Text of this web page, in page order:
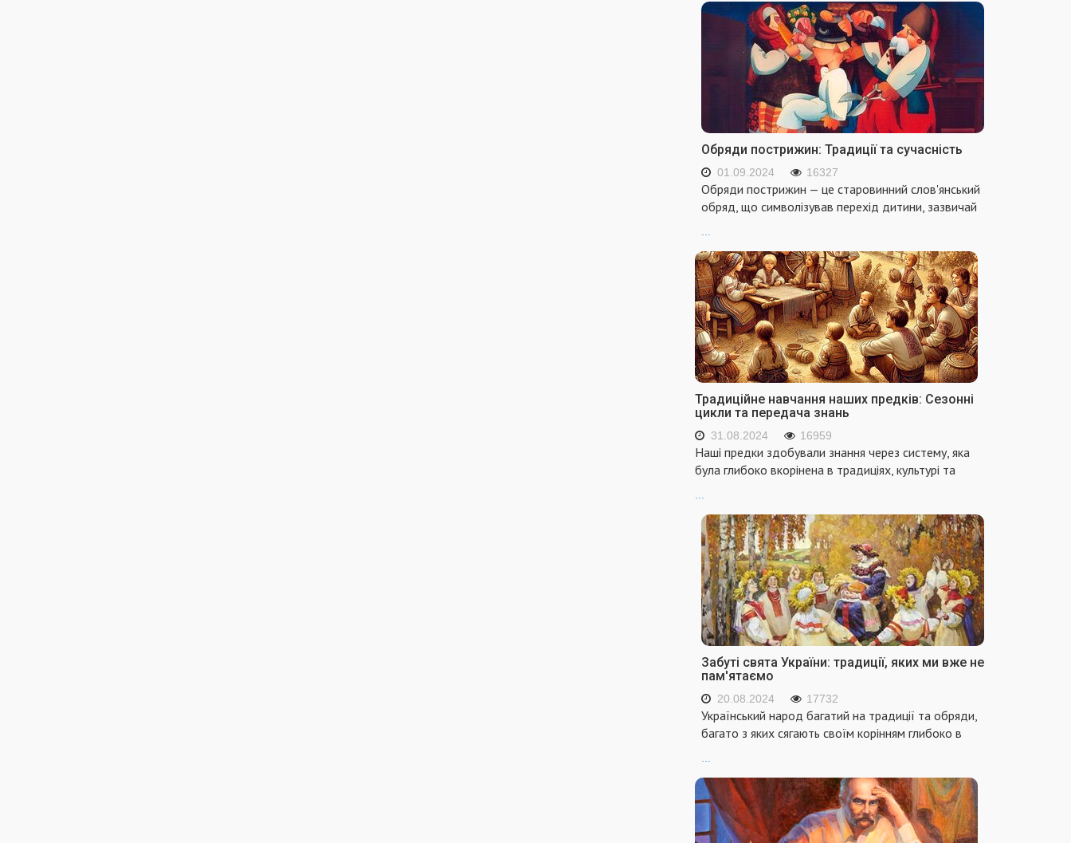
Обряди пострижин: Традиції та сучасність
01.09.2024 16327
Обряди пострижин — це старовинний слов'янський
обряд, що символізував перехід дитини, зазвичай
...
Традиційне навчання наших предків: Сезонні
цикли та передача знань
31.08.2024 16959
Наші предки здобували знання через систему, яка
була глибоко вкорінена в традиціях, культурі та
...
Забуті свята України: традиції, яких ми вже не
пам'ятаємо
20.08.2024 17732
Український народ багатий на традиції та обряди,
багато з яких сягають своїм корінням глибоко в
...